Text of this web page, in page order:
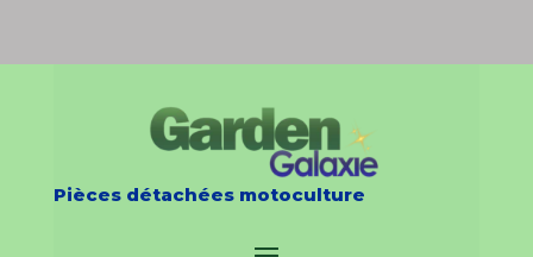
Pièces détachées motoculture